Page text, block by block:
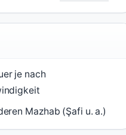
je nach
Mazhab (Şafi u. a.)